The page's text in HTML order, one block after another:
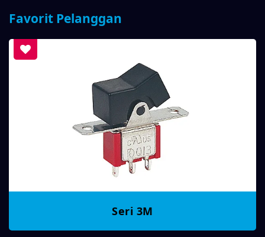
Favorit Pelanggan
Seri 3M